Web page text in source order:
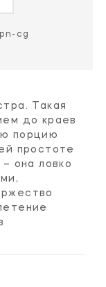
cg
Такая
до краев
порцию
простоте
она ловко